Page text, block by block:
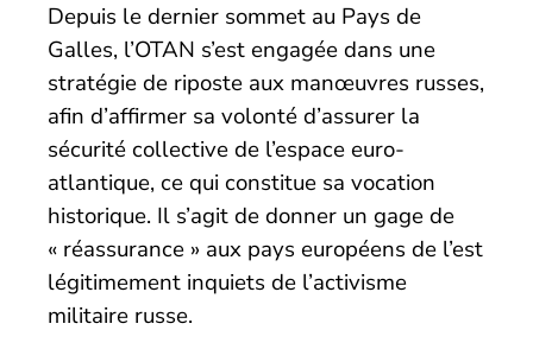
Depuis le dernier sommet au Pays de
Galles, l’OTAN s’est engagée dans une
stratégie de riposte aux manœuvres russes,
afin d’affirmer sa volonté d’assurer la
sécurité collective de l’espace euro-
atlantique, ce qui constitue sa vocation
historique. Il s’agit de donner un gage de
« réassurance » aux pays européens de l’est
légitimement inquiets de l’activisme
militaire russe.